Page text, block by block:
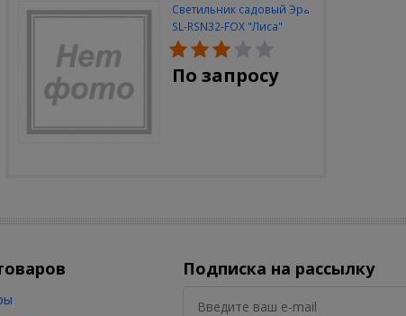
Светильник садовый Эра
SL-RSN32-FOX "Лиса"
солн.бат, полистоун,
цветной, 32 см
По запросу
Подписка на рассылку